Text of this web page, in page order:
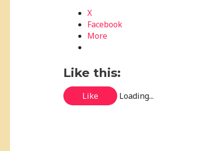
X
Facebook
More
Like this:
Like Loading...